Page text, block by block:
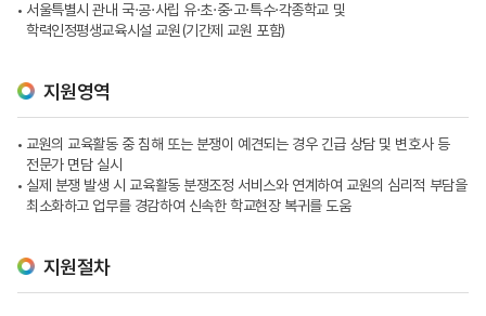
서울특별시 관내 국·공·사립 유·초·중·고·특수·각종학교 및
학력인정평생교육시설 교원(기간제 교원 포함)
지원영역
교원의 교육활동 중 침해 또는 분쟁이 예견되는 경우 긴급 상담 및 변호사 등
전문가 면담 실시
실제 분쟁 발생 시 교육활동 분쟁조정 서비스와 연계하여 교원의 심리적 부담을
최소화하고 업무를 경감하여 신속한 학교현장 복귀를 도움
지원절차